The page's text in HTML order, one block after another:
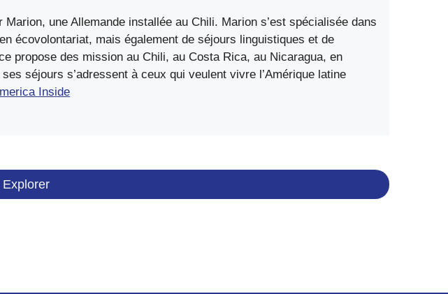
une Allemande installée au Chili. Marion s’est spécialisée dans
écovolontariat, mais également de séjours linguistiques et de
propose des mission au Chili, au Costa Rica, au Nicaragua, en
séjours s’adressent à ceux qui veulent vivre l’Amérique latine
Inside